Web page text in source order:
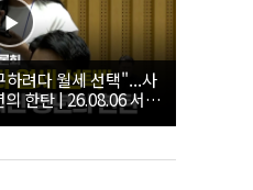
려다 월세 선택"...사
한탄 | 26.08.06 서울